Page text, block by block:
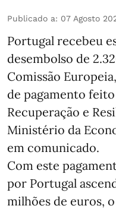
Publicado a: 07 Agosto
Portugal recebeu
desembolso de
Comissão
de pagamento
Recuperação e
Ministério da
em comunicado.
Com este
por Portugal
milhões de euros,